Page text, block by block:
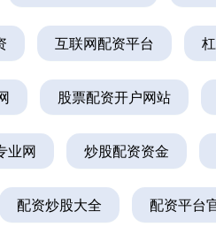
互联网配资平台
股票配资开户网站
业网 炒股配资资金
配资炒股大全 配资平台